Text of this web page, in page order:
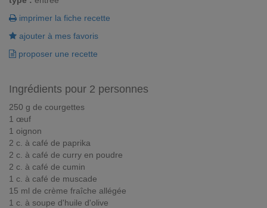
imprimer la fiche recette
ajouter à mes favoris
proposer une recette
Ingrédients pour 2 personnes
250 g de courgettes
1 œuf
1 oignon
2 c. à café de paprika
2 c. à café de curry en poudre
2 c. à café de cumin
1 c. à café de muscade
15 ml de crème fraîche allégée
1 c. à soupe d'huile d'olive